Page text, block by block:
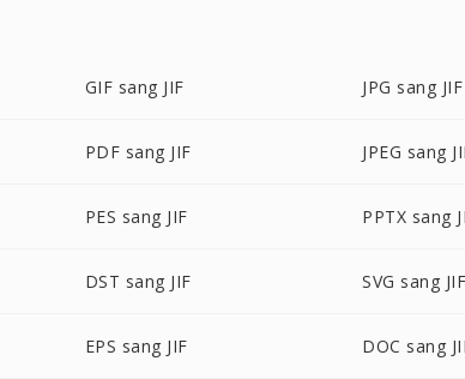
GIF sang JIF JPG sang JIF
PDF sang JIF JPEG sang
PES sang JIF PPTX sang
DST sang JIF SVG sang JIF
EPS sang JIF DOC sang